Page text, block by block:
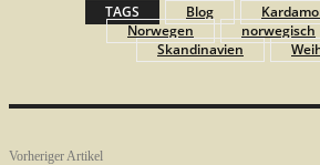
TAGS Blog
Norwegen
norwegisch
Skandinavien
Vorheriger Artikel